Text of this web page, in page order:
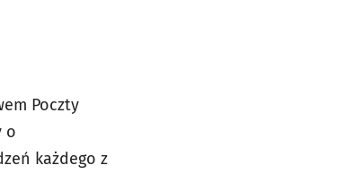
Poczty
o
każdego z